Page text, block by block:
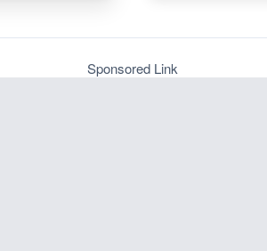
Sponsored Link